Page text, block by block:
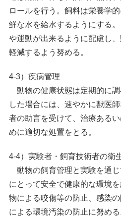
ロールを行う。飼料は栄養学
鮮な水を給水するようにする
や運動が出来るように配慮し
軽減するよう努める。
4-3）疾病管理
動物の健康状態は定期的に
した場合には、速やかに獣医
者の助言を受けて、治療ある
めに適切な処置をとる。
4-4）実験者・飼育技術者の衛
動物の飼育管理と実験を通
にとって安全で健康的な環境
物による咬傷等の防止、感染
による環境汚染の防止に努め